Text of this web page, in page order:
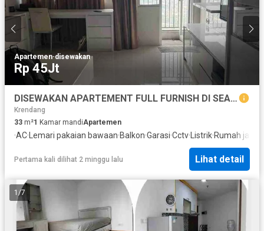
Apartemen·disewakan
Rp 45Jt
DISEWAKAN APARTEMENT FULL FURNISH DI SEASON CITY, HARGA SANGAT MURAH
Krendang
33 m²1 Kamar mandiApartemen
·AC· Lemari pakaian bawaan·Balkon·Garasi·Cctv· Listrik·Rumah jaga
Pertama kali dilihat 2 minggu lalu Lihat detail
1 /7